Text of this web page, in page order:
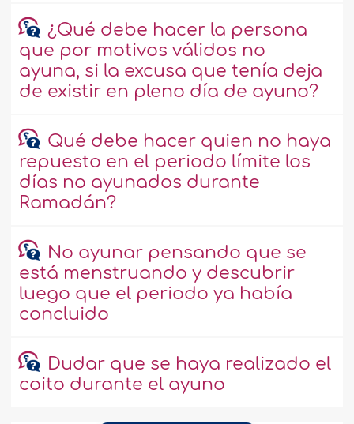
¿Qué debe hacer la persona
que por motivos válidos no
ayuna, si la excusa que tenía deja
de existir en pleno día de ayuno?
Qué debe hacer quien no haya
repuesto en el periodo límite los
días no ayunados durante
Ramadán?
No ayunar pensando que se
está menstruando y descubrir
luego que el periodo ya había
concluido
Dudar que se haya realizado el
coito durante el ayuno